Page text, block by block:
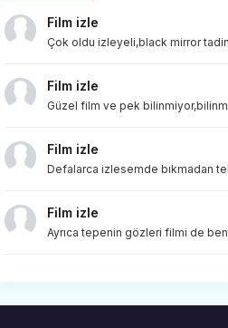
Film izle
Çok oldu izleyeli,black mirror
Film izle
Güzel film ve pek
Film izle
Defalarca izlesemde bıkmadan
Film izle
Ayrıca tepenin gözleri filmi de